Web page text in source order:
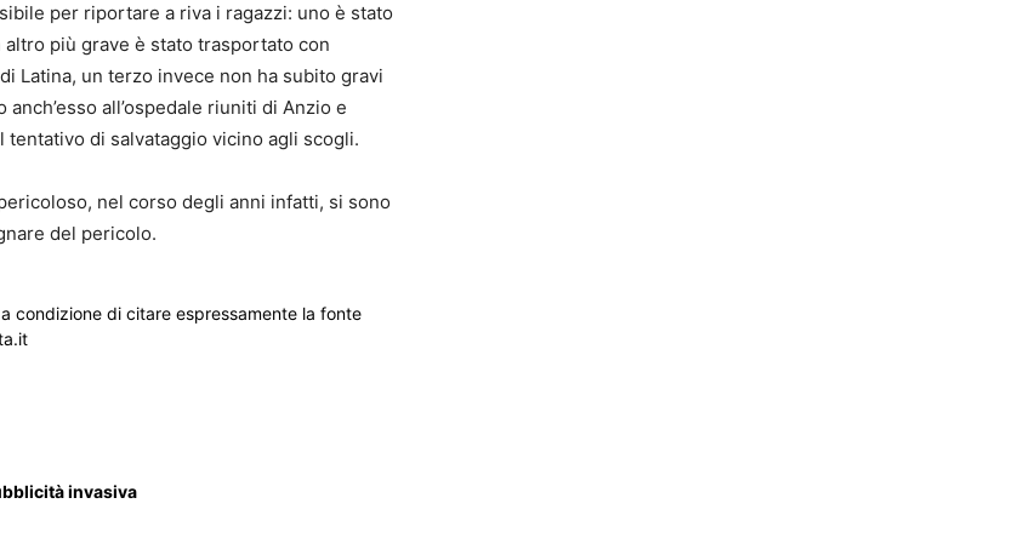
per riportare a riva i ragazzi: uno è stato
più grave è stato trasportato con
Latina, un terzo invece non ha subito gravi
all’ospedale riuniti di Anzio e
di salvataggio vicino agli scogli.
nel corso degli anni infatti, si sono
del pericolo.
condizione di citare espressamente la fonte
invasiva